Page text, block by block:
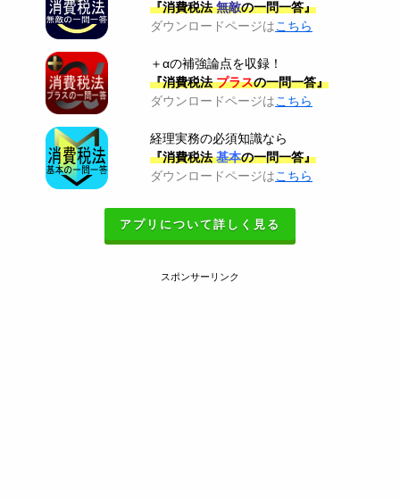
『消費税法無敵の一問一答』
ダウンロードページは こちら
＋αの補強論点を収録！
『消費税法プラスの一問一答』
ダウンロードページは こちら
経理実務の必須知識なら
『消費税法基本の一問一答』
ダウンロードページは こちら
アプリについて詳しく見る
スポンサーリンク